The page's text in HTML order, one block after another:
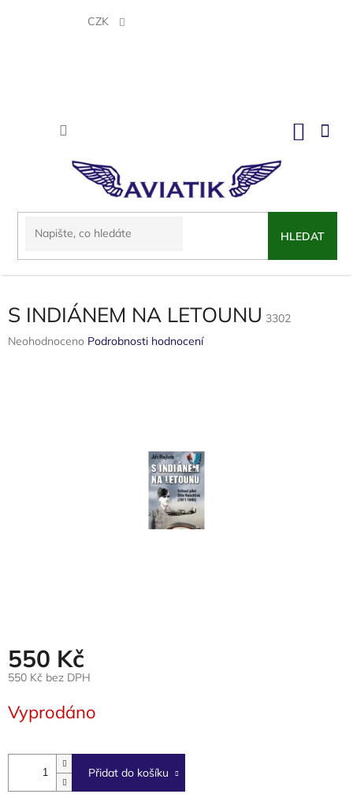
CZK
HLEDAT
S INDIÁNEM NA LETOUNU 3302
Průměrné
Neohodnoceno Podrobnosti hodnocení
550 Kč
550 Kč bez DPH
cena:
Vyprodáno
Přidat do košíku